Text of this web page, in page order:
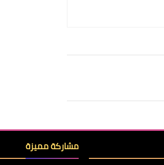
مشاركة مميزة